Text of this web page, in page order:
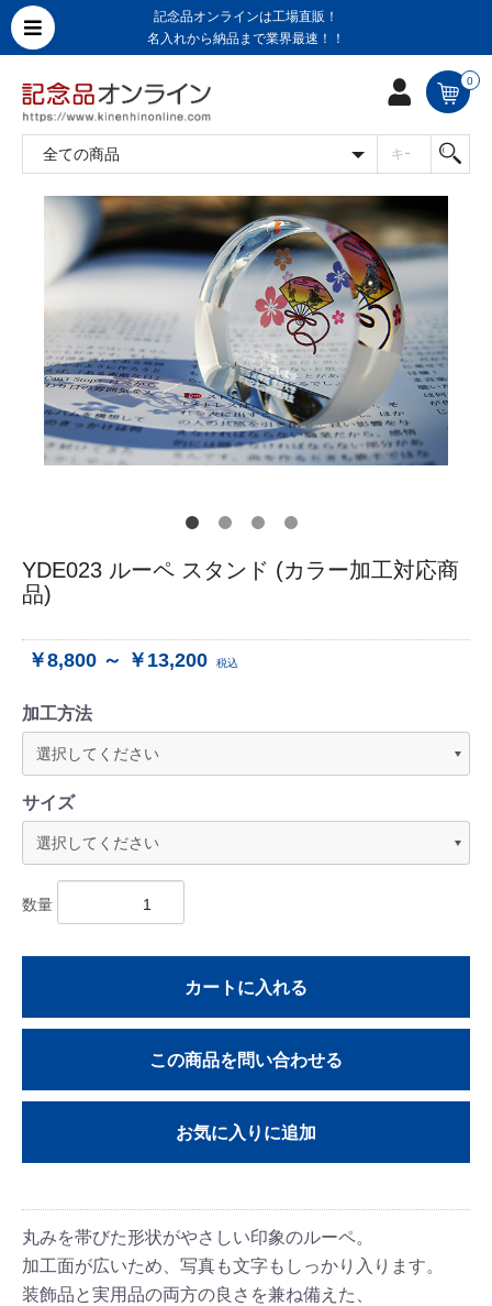
記念品オンラインは工場直販！
名入れから納品まで業界最速！！
0
YDE023 ルーペ スタンド (カラー加工対応商
品)
￥8,800 ～ ￥13,200 税込
加工方法
サイズ
数量
カートに入れる
この商品を問い合わせる
お気に入りに追加
丸みを帯びた形状がやさしい印象のルーペ。
加工面が広いため、写真も文字もしっかり入ります。
装飾品と実用品の両方の良さを兼ね備えた、